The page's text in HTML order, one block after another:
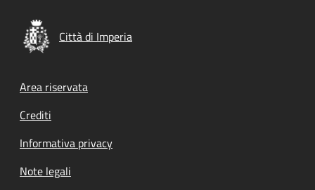
Città di Imperia
Footer menu
Area riservata
Crediti
Informativa privacy
Note legali